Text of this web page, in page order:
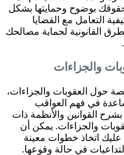
حقوقك بوضوح وحمايتها بشكل
التعامل مع القضايا
القانونية لحماية مصالحك
حول العقوبات والجزاءات،
في فهم العواقب
بشرح القوانين والأنظمة ذات
والجزاءات. يمكن أن
اتخاذ خطوات معينة
في حالة وقوعها.